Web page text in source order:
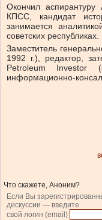
Окончил
КПСС, кандидат
занимается
советских республиках.
Заместитель
1992 г.), редактор,
Petroleum
информационно-
Что скажете, Аноним?
Если Вы
дискуссии — введите
свой логин (email)